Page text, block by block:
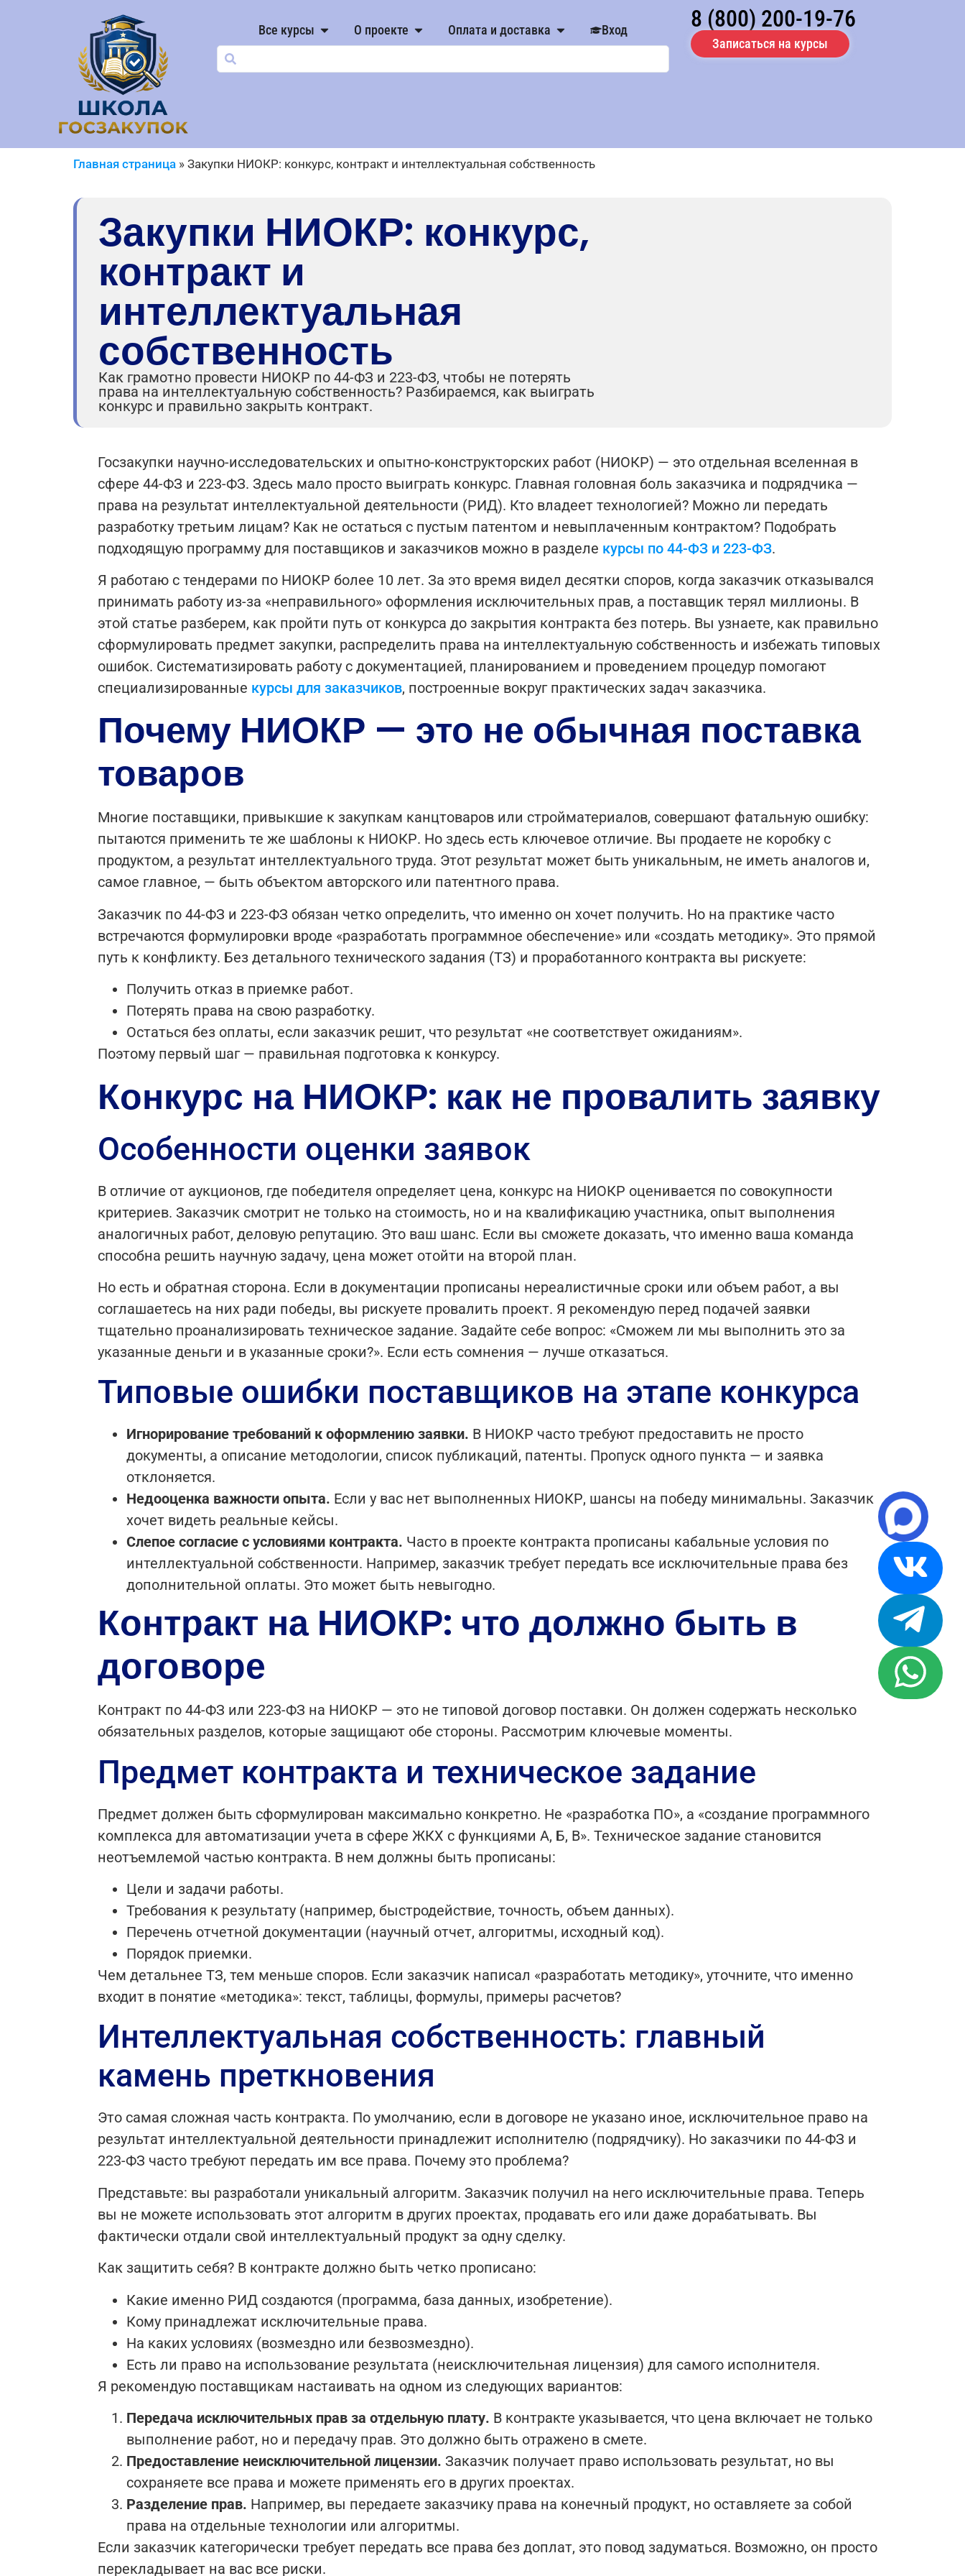
Все курсы О проекте Оплата и доставка Вход 8 (800) 200-19-76
Записаться на курсы
Главная страница » Закупки НИОКР: конкурс, контракт и интеллектуальная собственность
Закупки НИОКР: конкурс,
контракт и
интеллектуальная
собственность
Как грамотно провести НИОКР по 44-ФЗ и 223-ФЗ, чтобы не потерять
права на интеллектуальную собственность? Разбираемся, как выиграть
конкурс и правильно закрыть контракт.
Госзакупки научно-исследовательских и опытно-конструкторских работ (НИОКР) — это отдельная вселенная в
сфере 44-ФЗ и 223-ФЗ. Здесь мало просто выиграть конкурс. Главная головная боль заказчика и подрядчика —
права на результат интеллектуальной деятельности (РИД). Кто владеет технологией? Можно ли передать
разработку третьим лицам? Как не остаться с пустым патентом и невыплаченным контрактом? Подобрать
подходящую программу для поставщиков и заказчиков можно в разделе курсы по 44-ФЗ и 223-ФЗ.
Я работаю с тендерами по НИОКР более 10 лет. За это время видел десятки споров, когда заказчик отказывался
принимать работу из-за «неправильного» оформления исключительных прав, а поставщик терял миллионы. В
этой статье разберем, как пройти путь от конкурса до закрытия контракта без потерь. Вы узнаете, как правильно
сформулировать предмет закупки, распределить права на интеллектуальную собственность и избежать типовых
ошибок. Систематизировать работу с документацией, планированием и проведением процедур помогают
специализированные курсы для заказчиков, построенные вокруг практических задач заказчика.
Почему НИОКР — это не обычная поставка
товаров
Многие поставщики, привыкшие к закупкам канцтоваров или стройматериалов, совершают фатальную ошибку:
пытаются применить те же шаблоны к НИОКР. Но здесь есть ключевое отличие. Вы продаете не коробку с
продуктом, а результат интеллектуального труда. Этот результат может быть уникальным, не иметь аналогов и,
самое главное, — быть объектом авторского или патентного права.
Заказчик по 44-ФЗ и 223-ФЗ обязан четко определить, что именно он хочет получить. Но на практике часто
встречаются формулировки вроде «разработать программное обеспечение» или «создать методику». Это прямой
путь к конфликту. Без детального технического задания (ТЗ) и проработанного контракта вы рискуете:
Получить отказ в приемке работ.
Потерять права на свою разработку.
Остаться без оплаты, если заказчик решит, что результат «не соответствует ожиданиям».
Поэтому первый шаг — правильная подготовка к конкурсу.
Конкурс на НИОКР: как не провалить заявку
Особенности оценки заявок
В отличие от аукционов, где победителя определяет цена, конкурс на НИОКР оценивается по совокупности
критериев. Заказчик смотрит не только на стоимость, но и на квалификацию участника, опыт выполнения
аналогичных работ, деловую репутацию. Это ваш шанс. Если вы сможете доказать, что именно ваша команда
способна решить научную задачу, цена может отойти на второй план.
Но есть и обратная сторона. Если в документации прописаны нереалистичные сроки или объем работ, а вы
соглашаетесь на них ради победы, вы рискуете провалить проект. Я рекомендую перед подачей заявки
тщательно проанализировать техническое задание. Задайте себе вопрос: «Сможем ли мы выполнить это за
указанные деньги и в указанные сроки?». Если есть сомнения — лучше отказаться.
Типовые ошибки поставщиков на этапе конкурса
Игнорирование требований к оформлению заявки. В НИОКР часто требуют предоставить не просто
документы, а описание методологии, список публикаций, патенты. Пропуск одного пункта — и заявка
отклоняется.
Недооценка важности опыта. Если у вас нет выполненных НИОКР, шансы на победу минимальны. Заказчик
хочет видеть реальные кейсы.
Слепое согласие с условиями контракта. Часто в проекте контракта прописаны кабальные условия по
интеллектуальной собственности. Например, заказчик требует передать все исключительные права без
дополнительной оплаты. Это может быть невыгодно.
Контракт на НИОКР: что должно быть в
договоре
Контракт по 44-ФЗ или 223-ФЗ на НИОКР — это не типовой договор поставки. Он должен содержать несколько
обязательных разделов, которые защищают обе стороны. Рассмотрим ключевые моменты.
Предмет контракта и техническое задание
Предмет должен быть сформулирован максимально конкретно. Не «разработка ПО», а «создание программного
комплекса для автоматизации учета в сфере ЖКХ с функциями А, Б, В». Техническое задание становится
неотъемлемой частью контракта. В нем должны быть прописаны:
Цели и задачи работы.
Требования к результату (например, быстродействие, точность, объем данных).
Перечень отчетной документации (научный отчет, алгоритмы, исходный код).
Порядок приемки.
Чем детальнее ТЗ, тем меньше споров. Если заказчик написал «разработать методику», уточните, что именно
входит в понятие «методика»: текст, таблицы, формулы, примеры расчетов?
Интеллектуальная собственность: главный
камень преткновения
Это самая сложная часть контракта. По умолчанию, если в договоре не указано иное, исключительное право на
результат интеллектуальной деятельности принадлежит исполнителю (подрядчику). Но заказчики по 44-ФЗ и
223-ФЗ часто требуют передать им все права. Почему это проблема?
Представьте: вы разработали уникальный алгоритм. Заказчик получил на него исключительные права. Теперь
вы не можете использовать этот алгоритм в других проектах, продавать его или даже дорабатывать. Вы
фактически отдали свой интеллектуальный продукт за одну сделку.
Как защитить себя? В контракте должно быть четко прописано:
Какие именно РИД создаются (программа, база данных, изобретение).
Кому принадлежат исключительные права.
На каких условиях (возмездно или безвозмездно).
Есть ли право на использование результата (неисключительная лицензия) для самого исполнителя.
Я рекомендую поставщикам настаивать на одном из следующих вариантов:
Передача исключительных прав за отдельную плату. В контракте указывается, что цена включает не только
выполнение работ, но и передачу прав. Это должно быть отражено в смете.
Предоставление неисключительной лицензии. Заказчик получает право использовать результат, но вы
сохраняете все права и можете применять его в других проектах.
Разделение прав. Например, вы передаете заказчику права на конечный продукт, но оставляете за собой
права на отдельные технологии или алгоритмы.
Если заказчик категорически требует передать все права без доплат, это повод задуматься. Возможно, он просто
перекладывает на вас все риски.